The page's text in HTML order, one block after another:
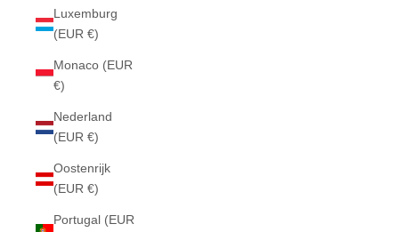
Luxemburg
(EUR €)
Monaco (EUR
€)
Nederland
(EUR €)
Oostenrijk
(EUR €)
Portugal (EUR